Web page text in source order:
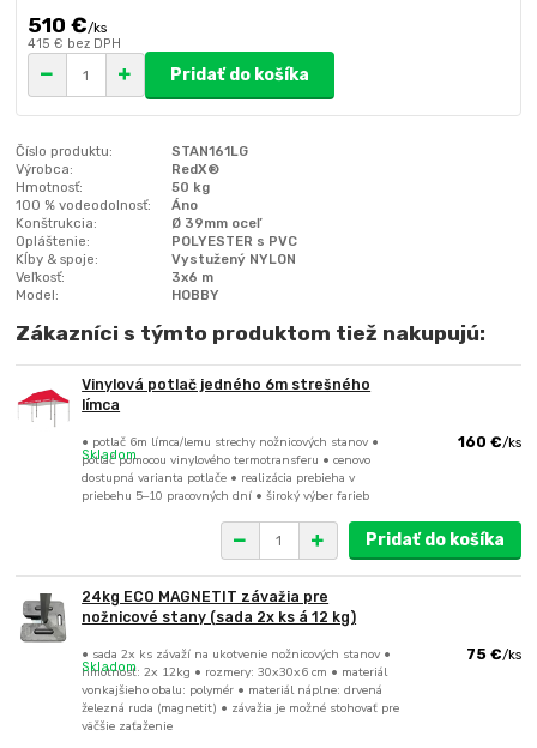
510 €/ks
415 € bez DPH
Pridať do košíka
Číslo produktu:
STAN161LG
Výrobca:
RedX®
Hmotnosť:
50 kg
100 % vodeodolnosť:
Áno
Konštrukcia:
Ø 39mm oceľ
Opláštenie:
POLYESTER s PVC
Kĺby & spoje:
Vystužený NYLON
Veľkosť:
3x6 m
Model:
HOBBY
Zákazníci s týmto produktom tiež nakupujú:
Vinylová potlač jedného 6m strešného
límca
• potlač 6m límca/lemu strechy nožnicových stanov •
potlač pomocou vinylového termotransferu • cenovo
dostupná varianta potlače • realizácia prebieha v
priebehu 5–10 pracovných dní • široký výber farieb
160 €/ks
Skladom
Pridať do košíka
24kg ECO MAGNETIT závažia pre
nožnicové stany (sada 2x ks á 12 kg)
• sada 2x ks závaží na ukotvenie nožnicových stanov •
hmotnosť: 2x 12kg • rozmery: 30x30x6 cm • materiál
vonkajšieho obalu: polymér • materiál náplne: drvená
železná ruda (magnetit) • závažia je možné stohovať pre
väčšie zaťaženie
75 €/ks
Skladom